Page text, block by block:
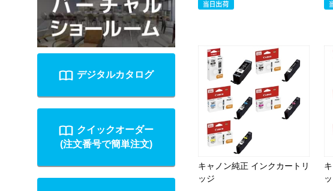
デジタルカタログ
クイックオーダー
(注文番号で簡単注文)
キャノン純正 インクカートリ
ッジ